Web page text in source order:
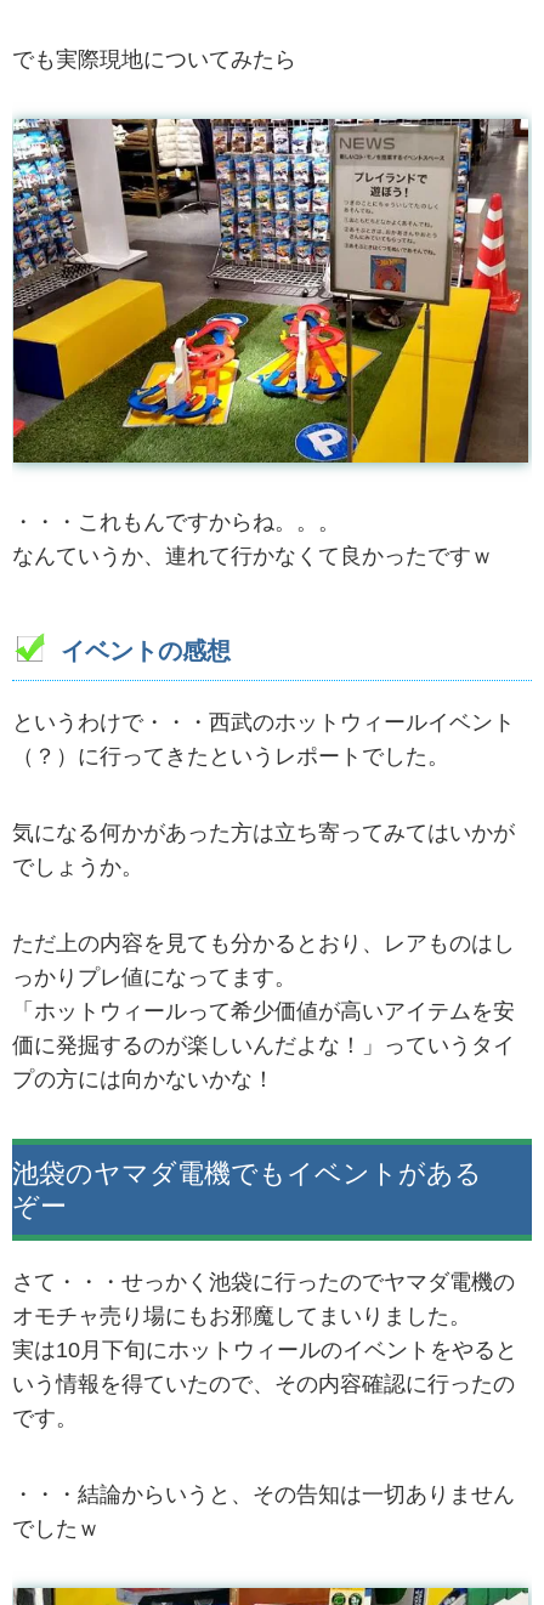
でも実際現地についてみたら
・・・これもんですからね。。。
なんていうか、連れて行かなくて良かったですｗ
イベントの感想
というわけで・・・西武のホットウィールイベント
（？）に行ってきたというレポートでした。
気になる何かがあった方は立ち寄ってみてはいかが
でしょうか。
ただ上の内容を見ても分かるとおり、レアものはし
っかりプレ値になってます。
「ホットウィールって希少価値が高いアイテムを安
価に発掘するのが楽しいんだよな！」っていうタイ
プの方には向かないかな！
池袋のヤマダ電機でもイベントがある
ぞー
さて・・・せっかく池袋に行ったのでヤマダ電機の
オモチャ売り場にもお邪魔してまいりました。
実は10月下旬にホットウィールのイベントをやると
いう情報を得ていたので、その内容確認に行ったの
です。
・・・結論からいうと、その告知は一切ありません
でしたｗ